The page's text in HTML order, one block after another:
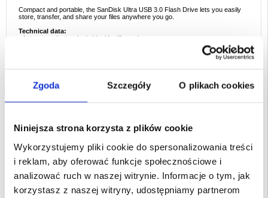
Zgoda Szczegóły O plikach cookies
Niniejsza strona korzysta z plików cookie
Wykorzystujemy pliki cookie do spersonalizowania treści
i reklam, aby oferować funkcje społecznościowe i
analizować ruch w naszej witrynie. Informacje o tym, jak
korzystasz z naszej witryny, udostępniamy partnerom
Compact and portable, the SanDisk Ultra USB 3.0 Flash Drive lets you easily
store, transfer, and share your files anywhere you go.
Technical data:
- A compact design that's ideal for life on the go
- Keep your private files private with the included SanDisk SecureAccess
- Transfer files up to ten times faster than with standard USB 2.0 drives
This product is compatible with:Windows XP, Windows Vista, Windows 7,
EAN: 619659113568
Powiązane kategorie:Akcesoria do telefonów ,Karta pamięci, karta SD i
pendrive
,Pendrive USB 128 GB